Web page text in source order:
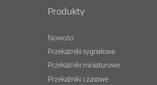
Produkty
Nowości
Przekaźniki sygnałowe
Przekaźniki miniaturowe
Przekaźniki czasowe